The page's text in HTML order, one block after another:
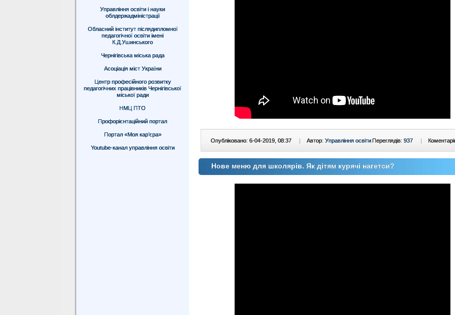
Управління освіти і науки
облдержадміністрації
Обласний інститут післядипломної
педагогічної освіти імені
К.Д.Ушинського
Чернігівська міська рада
Асоціація міст України
Центр професійного розвитку
педагогічних працівників Чернігівської
міської ради
НМЦ ПТО
Профорієнтаційний портал
Портал «Моя кар’єра»
Youtube-канал управління освіти
Опубліковано: 6-04-2019, 08:37 | Автор: Управління освітиПереглядів: 937 |
Нове меню для школярів. Як дітям курячі нагетси?